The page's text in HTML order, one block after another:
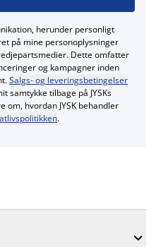
herunder personligt
på mine personoplysninger
Dette omfatter
og kampagner inden
Salgs- og leveringsbetingelser
samtykke tilbage på JYSKs
om, hvordan JYSK behandler
.
